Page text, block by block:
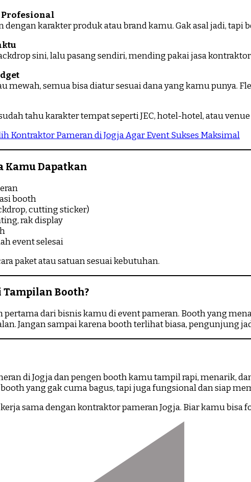
Profesional
dengan karakter produk atau brand kamu. Gak asal jadi,
sini, lalu pasang sendiri, mending pakai jasa
mewah, semua bisa diatur sesuai dana yang kamu punya.
tahu karakter tempat seperti JEC, hotel-hotel, atau
Kontraktor Pameran di Jogja Agar Event Sukses Maksimal
Kamu Dapatkan
booth
cutting sticker)
rak display
event selesai
paket atau satuan sesuai kebutuhan.
Booth?
pertama dari bisnis kamu di event pameran. Booth yang
Jangan sampai karena booth terlihat biasa, pengunjung
di Jogja dan pengen booth kamu tampil rapi, menarik,
yang gak cuma bagus, tapi juga fungsional dan siap
sama dengan kontraktor pameran Jogja. Biar kamu bisa